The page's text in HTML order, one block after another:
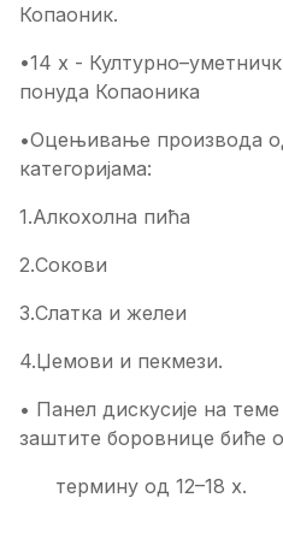
Копаоник.
•14 х -
понуда Копаоника
•Оцењивање производа
категоријама:
1.Алкохолна пића
2.Сокови
3.Слатка и желеи
4.Џемови и пекмези.
• Панел дискусије на
заштите боровнице биће
термину од 12–18 х.